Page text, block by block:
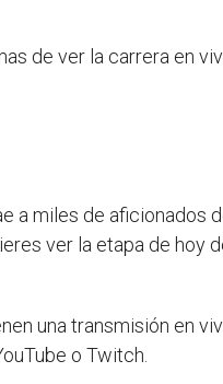
de ver la carrera en
a miles de aficionados
ver la etapa de hoy
una transmisión en
o Twitch.